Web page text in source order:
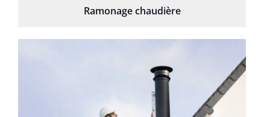
Ramonage chaudière